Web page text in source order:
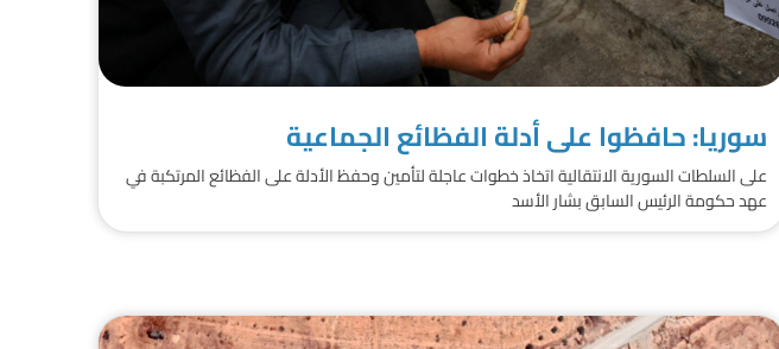
سوريا: حافظوا على أدلة الفظائع الجماعية
على السلطات السورية الانتقالية اتخاذ خطوات عاجلة لتأمين وحفظ الأدلة على الفظائع المرتكبة في
عهد حكومة الرئيس السابق بشار الأسد